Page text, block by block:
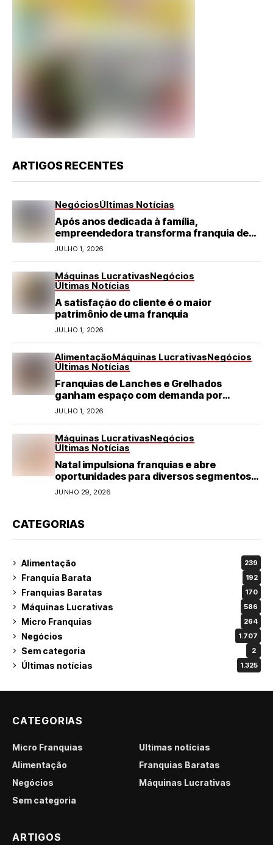
ARTIGOS RECENTES
NegóciosÚltimas Notícias
Após anos dedicada à família,
empreendedora transforma franquia de
turismo em negócio de destaque no RN
JULHO 1, 2026
Máquinas LucrativasNegócios
Últimas Notícias
A satisfação do cliente é o maior
patrimônio de uma franquia
JULHO 1, 2026
AlimentaçãoMáquinas LucrativasNegócios
Últimas Notícias
Franquias de Lanches e Grelhados
ganham espaço com demanda por
refeições rápidas e de qualidade
JULHO 1, 2026
Máquinas LucrativasNegócios
Últimas Notícias
Natal impulsiona franquias e abre
oportunidades para diversos segmentos
do varejo
JUNHO 29, 2026
CATEGORIAS
Alimentação 239
Franquia Barata 192
Franquias Baratas 170
Máquinas Lucrativas 586
Micro Franquias 264
Negócios 1.707
Sem categoria 2
Últimas notícias 1.325
CATEGORIAS
Micro Franquias
Últimas notícias
Alimentação
Franquias Baratas
Negócios
Máquinas Lucrativas
Sem categoria
ARTIGOS